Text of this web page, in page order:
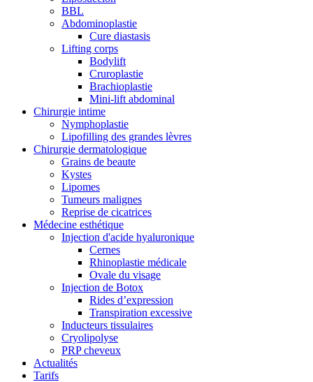
BBL
Abdominoplastie
Cure diastasis
Lifting corps
Bodylift
Cruroplastie
Brachioplastie
Mini-lift abdominal
Chirurgie intime
Nymphoplastie
Lipofilling des grandes lèvres
Chirurgie dermatologique
Grains de beaute
Kystes
Lipomes
Tumeurs malignes
Reprise de cicatrices
Médecine esthétique
Injection d'acide hyaluronique
Cernes
Rhinoplastie médicale
Ovale du visage
Injection de Botox
Rides d’expression
Transpiration excessive
Inducteurs tissulaires
Cryolipolyse
PRP cheveux
Actualités
Tarifs